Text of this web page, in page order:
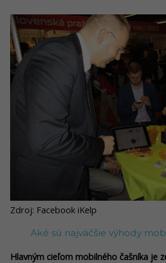
Zdroj: Facebook iKelp
Aké sú najväčšie výhody
Hlavným cieľom mobilného čašníka je